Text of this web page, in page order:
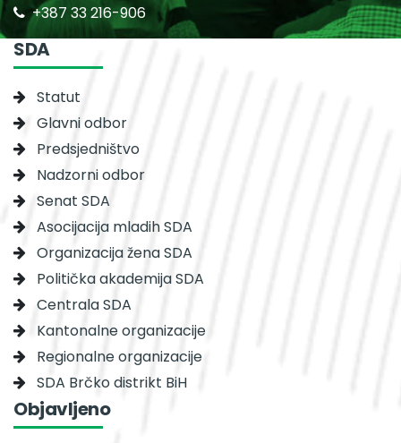
+387 33 216-906
SDA
Statut
Glavni odbor
Predsjedništvo
Nadzorni odbor
Senat SDA
Asocijacija mladih SDA
Organizacija žena SDA
Politička akademija SDA
Centrala SDA
Kantonalne organizacije
Regionalne organizacije
SDA Brčko distrikt BiH
Objavljeno